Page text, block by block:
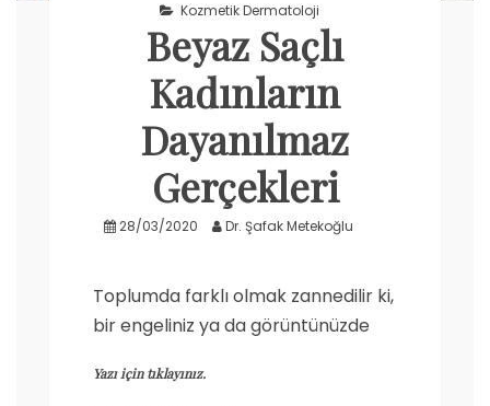
Kozmetik Dermatoloji
Beyaz Saçlı
Kadınların
Dayanılmaz
Gerçekleri
28/03/2020 Dr. Şafak Metekoğlu
Toplumda farklı olmak zannedilir ki,
bir engeliniz ya da görüntünüzde
Yazı için tıklayınız.